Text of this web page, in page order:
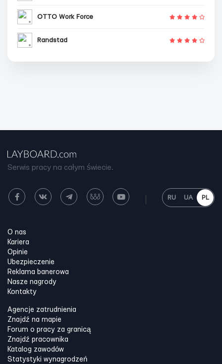
OTTO Work Force
Randstad
Serwis pracy na całym świecie.
RU UA PL
O nas
Kariera
Opinie
Ubezpieczenie
Reklama banerowa
Nasze nagrody
Kontakty
Agencje zatrudnienia
Znajdź na mapie
Forum o pracy za granicą
Znajdź pracownika
Katalog zawodów
Statystyki wynagrodzeń